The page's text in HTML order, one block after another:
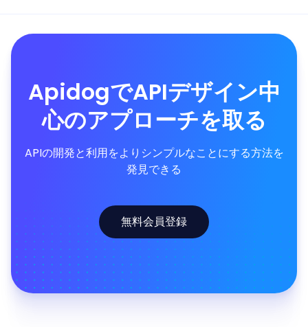
ApidogでAPIデザイン中
心のアプローチを取る
APIの開発と利用をよりシンプルなことにする方法を
発見できる
無料会員登録